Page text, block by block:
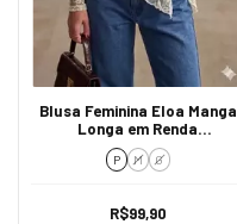
Blusa Feminina Eloa Manga
Longa em Renda
Transparente Creme
P M G
R$99,90